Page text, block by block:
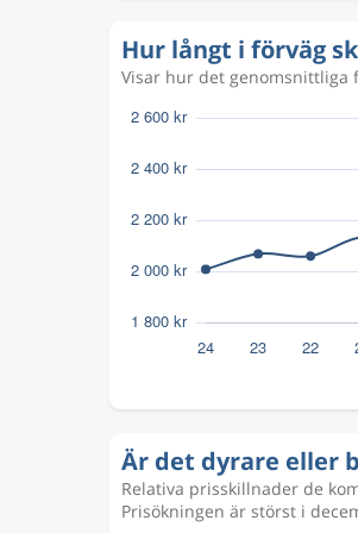
Hur långt i förväg
Visar hur det genomsnittliga
Är det dyrare eller
Relativa prisskillnader de
Prisökningen är störst i